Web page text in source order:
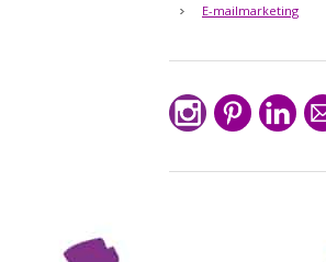
E-mailmarketing